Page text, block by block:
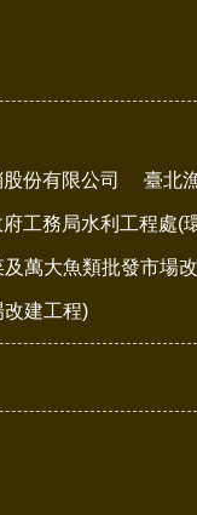
份有限公司 臺北
工務局水利工程處(
萬大魚類批發市場
建工程)